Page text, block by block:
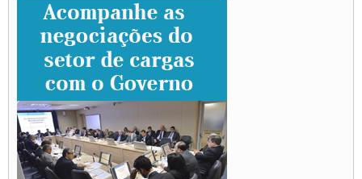
CNTTL e lideranças de caminhoneiros participam de debate sobre saúde nas
rodovias
Paulinho e Litti debatem política global para transporte rodoviário de cargas na
SUTCRA no Uruguai
Grande Conquista da Categoria transporte de Cargas e Caminhoneiros Autonomos
ENCONTRO INTERNACIONAL EM APOIO A CLASSE TRABALHADORA
DO BRASIL E A ELEIÇÃO 2022
Carta às Brasileiras e aos Brasileiros em Defesa do Estado Democrático de Direito
Paulinho, presidente da CNTTL, faz balanço do 3º Congresso da CNTTL
Caminhoneiros aprovam greve a partir do 1º de novembro